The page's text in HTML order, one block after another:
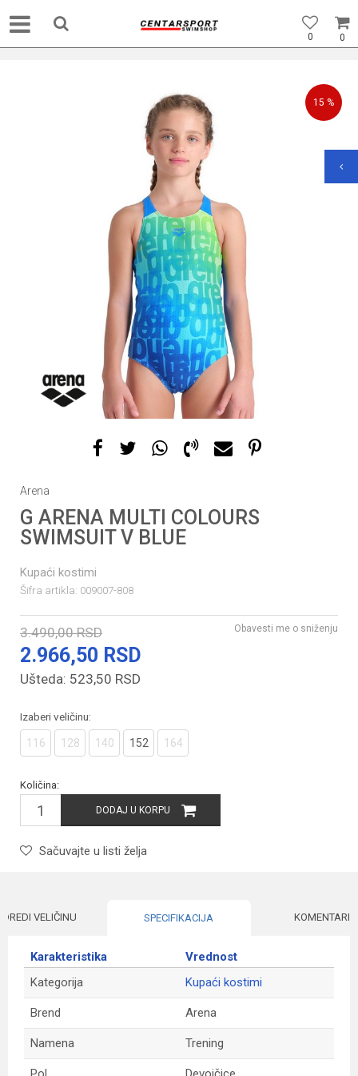
0
0
15 %
Arena
G ARENA MULTI COLOURS
SWIMSUIT V BLUE
Kupaći kostimi
Šifra artikla: 009007-808
3.490,00 RSD
2.966,50 RSD
Ušteda: 523,50 RSD
Obavesti me o sniženju
Izaberi veličinu:
116 128 140 152 164
Količina:
DODAJ U KORPU
Sačuvajte u listi želja
VELIČINU SPECIFIKACIJA KOMENTARI
Karakteristika
Vrednost
Kategorija
Kupaći kostimi
Brend Arena
Namena Trening